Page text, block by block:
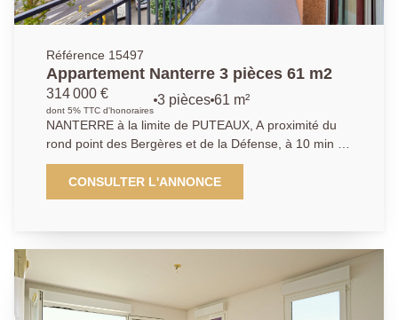
Référence 15497
Appartement Nanterre 3 pièces 61 m2
314 000 €
dont 5% TTC d'honoraires
3 pièces 61 m²
NANTERRE à la limite de PUTEAUX, A proximité du
rond point des Bergères et de la Défense, à 10 min du
futur métro de la place de la Boule, dans une
résidence bien entretenue, nous vous proposons cet
appartement composé de 3 pièces principales de 61
chambres, une salle de bain et des toilettes séparés.
Une cave complète ce bien. Possibilité d'acheter un
box de 19 m² en supplément. Nous contacter :
CONSULTER L'ANNONCE